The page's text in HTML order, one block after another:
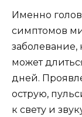
Именно
симптомов
заболевание,
может
дней.
острую,
к свету и